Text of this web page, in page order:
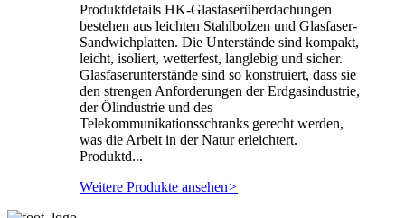
Produktdetails HK-Glasfaserüberdachungen
bestehen aus leichten Stahlbolzen und Glasfaser-
Sandwichplatten. Die Unterstände sind kompakt,
leicht, isoliert, wetterfest, langlebig und sicher.
Glasfaserunterstände sind so konstruiert, dass sie
den strengen Anforderungen der Erdgasindustrie,
der Ölindustrie und des
Telekommunikationsschranks gerecht werden,
was die Arbeit in der Natur erleichtert.
Produktd...
Weitere Produkte ansehen>